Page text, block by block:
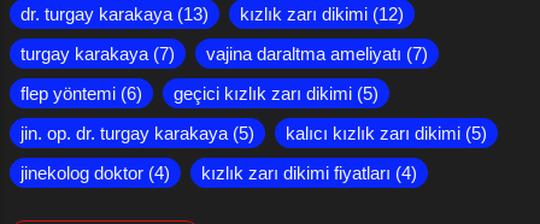
dünyaya hakim olmadığı dönemlere kadar
gitmese bile tarım devrimi ile birlikte yani
onbinlerce yıl önce bile bakire ve bakire
olmayanlar ayrımı yapılıyordu. Evlenmeden
önce bekareti korumak, evlilik için seçilirken
ilk cinsel ilişkide kızlık zarı kanaması beklentisi
bu konuda o zamanlar bile ciddi bir ölçüttü.
dr. turgay karakaya 13 kızlık zarı dikimi 12
turgay karakaya 7 vajina daraltma ameliyatı 7
flep yöntemi 6 geçici kızlık zarı dikimi 5
jin. op. dr. turgay karakaya 5 kalıcı kızlık zarı dikimi 5
jinekolog doktor 4 kızlık zarı dikimi fiyatları 4